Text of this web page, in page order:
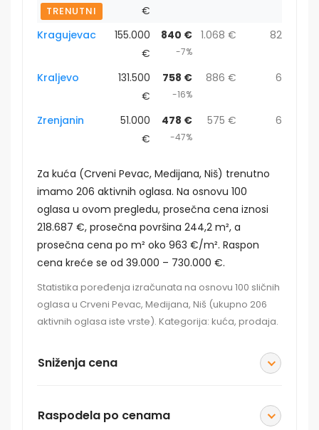
TRENUTNI
€
Kragujevac
155.000
€
840 €
-7%
1.068 € 82
Kraljevo
131.500
€
758 €
-16%
886 € 6
Zrenjanin
51.000
€
478 €
-47%
575 € 6
Za kuća (Crveni Pevac, Medijana, Niš) trenutno
imamo 206 aktivnih oglasa. Na osnovu 100
oglasa u ovom pregledu, prosečna cena iznosi
218.687 €, prosečna površina 244,2 m², a
prosečna cena po m² oko 963 €/m². Raspon
cena kreće se od 39.000 – 730.000 €.
Statistika poređenja izračunata na osnovu 100 sličnih
oglasa u Crveni Pevac, Medijana, Niš (ukupno 206
aktivnih oglasa iste vrste). Kategorija: kuća, prodaja.
Sniženja cena
Raspodela po cenama